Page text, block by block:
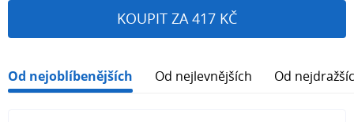
KOUPIT ZA 417 KČ
Od nejoblíbenějších Od nejlevnějších Od